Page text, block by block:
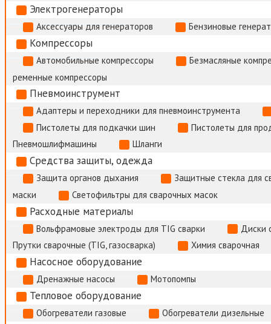
Электрогенераторы
Аксессуары для генераторов Бензиновые
Компрессоры
Автомобильные компрессоры
Безмасляные
ременные компрессоры
Пневмоинструмент
Адаптеры и переходники для пневмоинструмента
Пистолеты для подкачки шин
Пистолеты для
Пневмошлифмашины
Шланги
Средства защиты, одежда
Защита органов дыхания
Защитные стекла для
маски
Светофильтры для сварочных масок
Расходные материалы
Вольфрамовые электроды для TIG сварки
Диски
Прутки сварочные (TIG, газосварка)
Химия сварочная
Насосное оборудование
Дренажные насосы Мотопомпы
Тепловое оборудование
Обогреватели газовые Обогреватели дизельные